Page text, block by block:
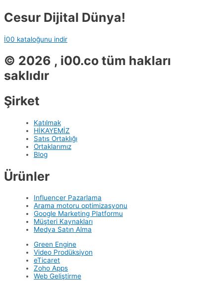
Cesur Dijital Dünya!
İ00 kataloğunu indir
© 2026 , i00.co tüm hakları
saklıdır
Şirket
Katılmak
HİKAYEMİZ
Satış Ortaklığı
Ortaklarımız
Blog
Ürünler
Influencer Pazarlama
Arama motoru optimizasyonu
Google Marketing Platformu
Müşteri Kaynakları
Medya Satın Alma
Green Engine
Video Prodüksiyon
eTicaret
Zoho Apps
Web Geliştirme